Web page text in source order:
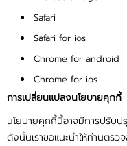
Safari
Safari for ios
Chrome for android
Chrome for ios
การเปลี่ยนแปลงนโยบายคุกกี้
นโยบายคุกกี้นี้อาจมีการปรับป
ดังนั้นเราขอแนะนำให้ท่านตรว